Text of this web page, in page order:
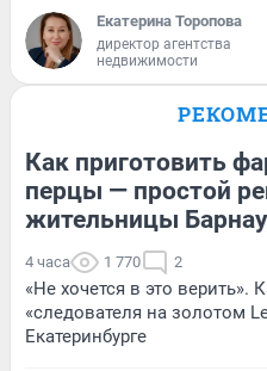
Екатерина Торопова
директор агентства
недвижимости
Как приготовить
перцы — простой
жительницы
4 часа 1 770 2
«Не хочется в это верить».
«следователя на золотом
Екатеринбурге